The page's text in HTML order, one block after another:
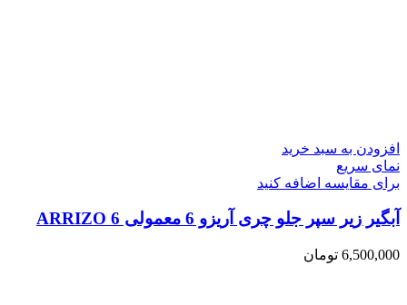
افزودن به سبد خرید
نمای سریع
برای مقایسه اضافه کنید
آبگیر زیر سپر جلو چری آریزو 6 معمولی ARRIZO 6
6,500,000 تومان